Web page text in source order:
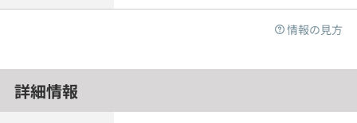
情報の見方
詳細情報